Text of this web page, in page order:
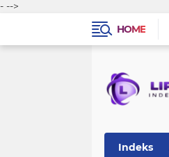
- -->
HOME
Indeks